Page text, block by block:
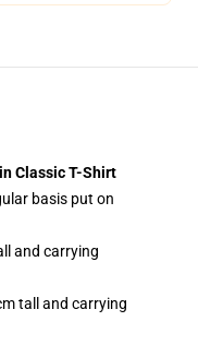
Classic T-Shirt
basis put on
and carrying
tall and carrying